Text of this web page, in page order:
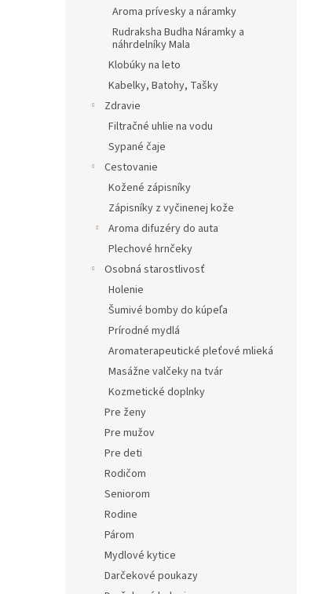
Aroma prívesky a náramky
Rudraksha Budha Náramky a
náhrdelníky Mala
Klobúky na leto
Kabelky, Batohy, Tašky
Zdravie
Filtračné uhlie na vodu
Sypané čaje
Cestovanie
Kožené zápisníky
Zápisníky z vyčinenej kože
Aroma difuzéry do auta
Plechové hrnčeky
Osobná starostlivosť
Holenie
Šumivé bomby do kúpeľa
Prírodné mydlá
Aromaterapeutické pleťové mlieká
Masážne valčeky na tvár
Kozmetické doplnky
Pre ženy
Pre mužov
Pre deti
Rodičom
Seniorom
Rodine
Párom
Mydlové kytice
Darčekové poukazy